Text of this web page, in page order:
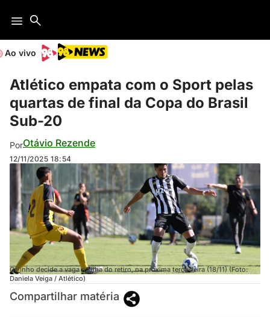
Ao vivo
Atlético empata com o Sport pelas
quartas de final da Copa do Brasil
Sub-20
PorOtávio Rezende
12/11/2025 18:54
Galinho decide a vaga na Ilha do retiro, na próxima terça-feira (18/11) (Foto:
Daniela Veiga / Atlético)
Compartilhar matéria